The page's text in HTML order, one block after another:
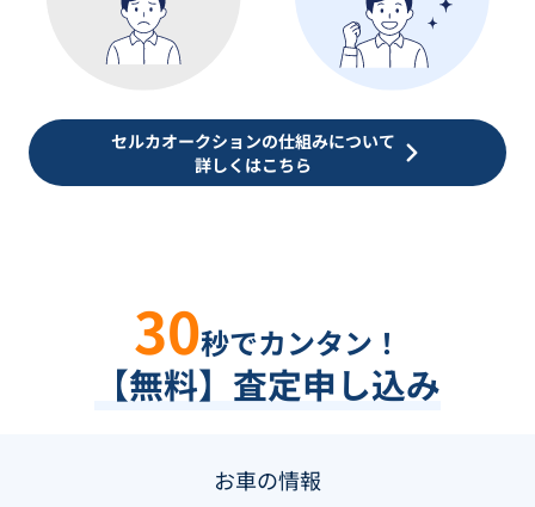
セルカオークションの仕組みについて
詳しくはこちら
30秒でカンタン！
【無料】査定申し込み
お車の情報